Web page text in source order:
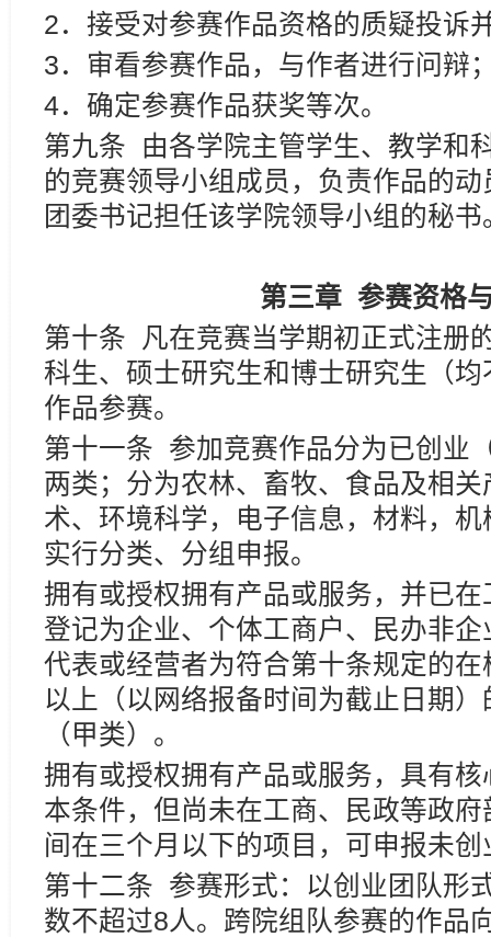
2．接受对参赛作品资格的质疑投诉
3．审看参赛作品，与作者进行问辩
4．确定参赛作品获奖等次。
第九条 由各学院主管学生、教学和
的竞赛领导小组成员，负责作品的
团委书记担任该学院领导小组的秘书
第三章 参赛资格
第十条 凡在竞赛当学期初正式注册
科生、硕士研究生和博士研究生（
作品参赛。
第十一条 参加竞赛作品分为已创业
两类；分为农林、畜牧、食品及相
术、环境科学，电子信息，材料，
实行分类、分组申报。
拥有或授权拥有产品或服务，并已
登记为企业、个体工商户、民办非
代表或经营者为符合第十条规定的
以上（以网络报备时间为截止日期
（甲类）。
拥有或授权拥有产品或服务，具有
本条件，但尚未在工商、民政等政
间在三个月以下的项目，可申报未
第十二条 参赛形式：以创业团队形
数不超过8人。跨院组队参赛的作品